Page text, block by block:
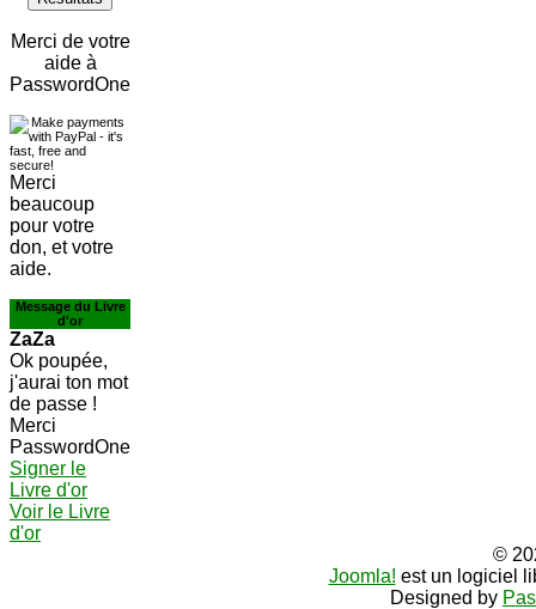
Merci de votre
aide à
PasswordOne
Merci
beaucoup
pour votre
don, et votre
aide.
Message du Livre
d'or
ZaZa
Ok poupée,
j'aurai ton mot
de passe !
Merci
PasswordOne
Signer le
Livre d'or
Voir le Livre
d'or
©
Joomla! est un logiciel
Designed by